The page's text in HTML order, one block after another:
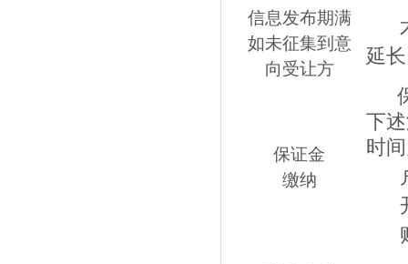
信息发布期满
如未征集到意
向受让方
延
保证金
缴纳
下
时